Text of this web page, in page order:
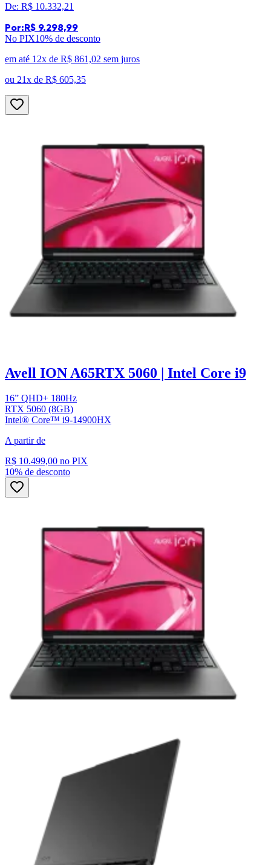
De: R$ 10.332,21
Por:R$ 9.298,99
No PIX10% de desconto
em até 12x de R$ 861,02 sem juros
ou 21x de R$ 605,35
Avell ION A65RTX 5060 | Intel Core i9
16” QHD+ 180Hz
RTX 5060 (8GB)
Intel® Core™ i9-14900HX
A partir de
R$ 10.499,00 no PIX
10% de desconto